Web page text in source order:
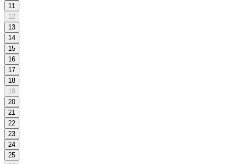
11
12
13
14
15
16
17
18
19
20
21
22
23
24
25